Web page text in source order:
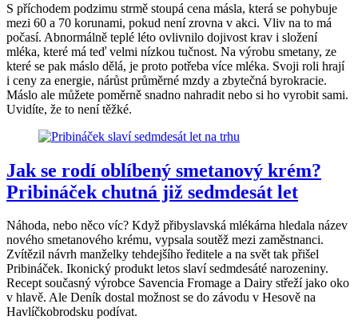
S příchodem podzimu strmě stoupá cena másla, která se pohybuje
mezi 60 a 70 korunami, pokud není zrovna v akci. Vliv na to má
počasí. Abnormálně teplé léto ovlivnilo dojivost krav i složení
mléka, které má teď velmi nízkou tučnost. Na výrobu smetany, ze
které se pak máslo dělá, je proto potřeba více mléka. Svoji roli hrají
i ceny za energie, nárůst průměrné mzdy a zbytečná byrokracie.
Máslo ale můžete poměrně snadno nahradit nebo si ho vyrobit sami.
Uvidíte, že to není těžké.
Jak se rodí oblíbený smetanový krém?
Pribináček chutná již sedmdesát let
Náhoda, nebo něco víc? Když přibyslavská mlékárna hledala název
nového smetanového krému, vypsala soutěž mezi zaměstnanci.
Zvítězil návrh manželky tehdejšího ředitele a na svět tak přišel
Pribináček. Ikonický produkt letos slaví sedmdesáté narozeniny.
Recept současný výrobce Savencia Fromage a Dairy střeží jako oko
v hlavě. Ale Deník dostal možnost se do závodu v Hesově na
Havlíčkobrodsku podívat.